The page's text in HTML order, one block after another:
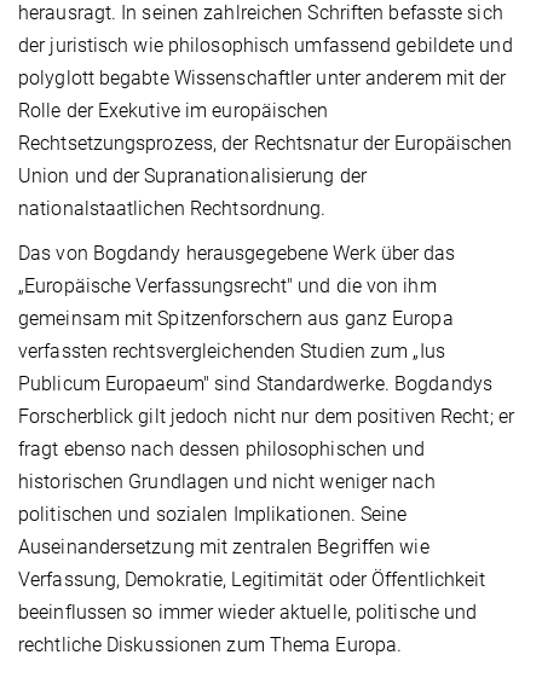
herausragt. In seinen zahlreichen Schriften befasste sich
der juristisch wie philosophisch umfassend gebildete und
polyglott begabte Wissenschaftler unter anderem mit der
Rolle der Exekutive im europäischen
Rechtsetzungsprozess, der Rechtsnatur der Europäischen
Union und der Supranationalisierung der
nationalstaatlichen Rechtsordnung.
Das von Bogdandy herausgegebene Werk über das
„Europäische Verfassungsrecht" und die von ihm
gemeinsam mit Spitzenforschern aus ganz Europa
verfassten rechtsvergleichenden Studien zum „Ius
Publicum Europaeum" sind Standardwerke. Bogdandys
Forscherblick gilt jedoch nicht nur dem positiven Recht; er
fragt ebenso nach dessen philosophischen und
historischen Grundlagen und nicht weniger nach
politischen und sozialen Implikationen. Seine
Auseinandersetzung mit zentralen Begriffen wie
Verfassung, Demokratie, Legitimität oder Öffentlichkeit
beeinflussen so immer wieder aktuelle, politische und
rechtliche Diskussionen zum Thema Europa.